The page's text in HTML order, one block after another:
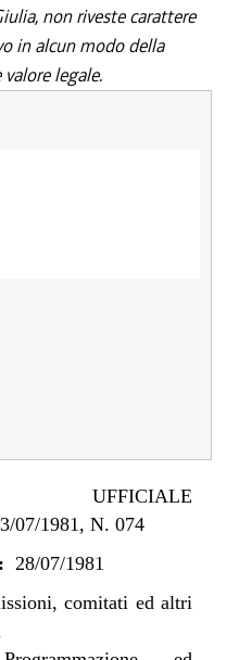
non riveste carattere
in alcun modo della
legale.
UFFICIALE
07/1981, N. 074
28/07/1981
comitati ed altri